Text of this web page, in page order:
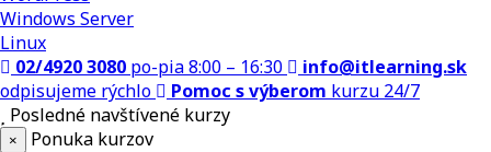
Windows Server
Linux
02/4920 3080 po-pia 8:00 – 16:30
info@itlearning.sk
odpisujeme rýchlo
Pomoc s výberom kurzu 24/7
Posledné navštívené kurzy
×
Ponuka kurzov